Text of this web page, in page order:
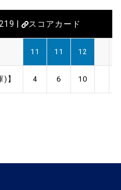
| スコアカード
11 11 12
】 4 6 10